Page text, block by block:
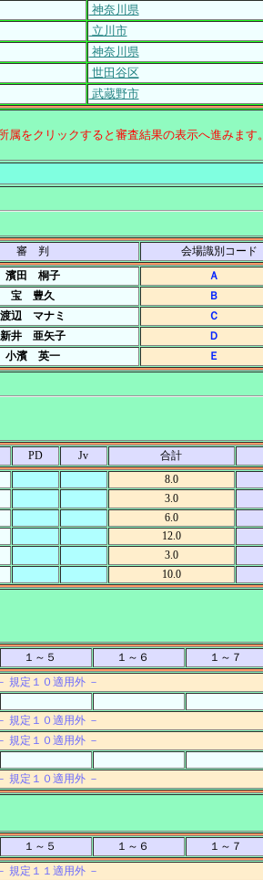
神奈川県
立川市
神奈川県
世田谷区
武蔵野市
をクリックすると審査結果の表示へ進みます。
審 判
会場識別コード
濱田 桐子
Ａ
宝 豊久
Ｂ
渡辺 マナミ
Ｃ
新井 亜矢子
Ｄ
小濱 英一 Ｅ
PD Jv 合計
8.0
3.0
6.0
12.0
3.0
10.0
１～５ １～６ １～７
規定１０適用外 －
規定１０適用外 －
規定１０適用外 －
規定１０適用外 －
１～５ １～６ １～７
規定１１適用外 －